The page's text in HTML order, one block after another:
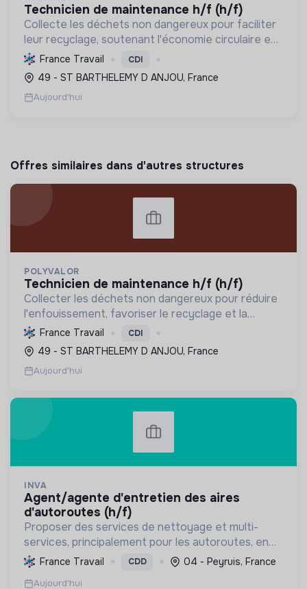
technicien de maintenance h/f (h/f)
Collecte les déchets non dangereux pour faciliter
leur recyclage, soutenant l'économie circulaire et
la réduction de l'empreinte environnementale via
une gestion efficace et des équipements
performant...
France Travail CDI
49 - ST BARTHELEMY D ANJOU, France
Aujourd'hui
Offres similaires dans d'autres structures
POLYVALOR
technicien de maintenance h/f (h/f)
Collecter les déchets non dangereux pour réduire
l'enfouissement, favoriser le recyclage et la
valorisation, et préserver les ressources
naturelles, contribuant ainsi à l'économie circulaire
et à la t...
France Travail CDI
49 - ST BARTHELEMY D ANJOU, France
Aujourd'hui
INVA
agent/agente d'entretien des aires
d'autoroutes (h/f)
Proposer des services de nettoyage et multi-
services, principalement pour les autoroutes, en
France. Favoriser l'inclusion sociale et
professionnelle, et contribuer à la préservation de
France Travail CDD 04 - Peyruis, France
Aujourd'hui